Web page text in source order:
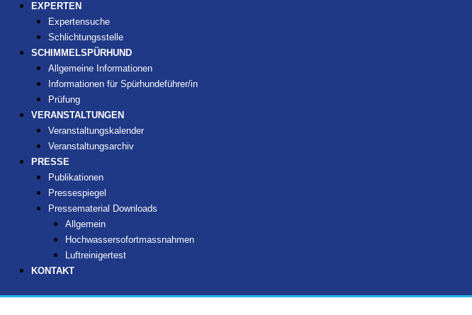
EXPERTEN
Expertensuche
Schlichtungsstelle
SCHIMMELSPÜRHUND
Allgemeine Informationen
Informationen für Spürhundeführer/in
Prüfung
VERANSTALTUNGEN
Veranstaltungskalender
Veranstaltungsarchiv
PRESSE
Publikationen
Pressespiegel
Pressematerial Downloads
Allgemein
Hochwassersofortmassnahmen
Luftreinigertest
KONTAKT